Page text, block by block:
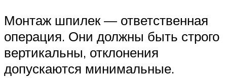
Монтаж шпилек — ответственная
операция. Они должны быть строго
вертикальны, отклонения
допускаются минимальные.